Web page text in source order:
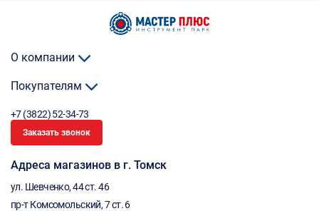
О компании
Покупателям
+7 (3822) 52-34-73
Заказать звонок
Адреса магазинов в г. Томск
ул. Шевченко, 44 ст. 46
пр-т Комсомольский, 7 ст. 6